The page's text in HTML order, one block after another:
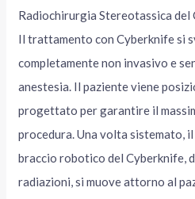
Radiochirurgia Stereotassica del
Il trattamento con Cyberknife si
completamente non invasivo e
anestesia. Il paziente viene
progettato per garantire il
procedura. Una volta sistemato,
braccio robotico del Cyberknife,
radiazioni, si muove attorno al